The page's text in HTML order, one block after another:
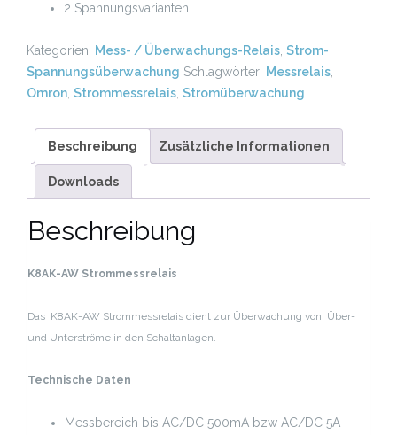
2 Spannungsvarianten
Kategorien: Mess- / Überwachungs-Relais Strom-
Spannungsüberwachung Schlagwörter: Messrelais
Omron Strommessrelais Stromüberwachung
Beschreibung Zusätzliche Informationen
Downloads
Beschreibung
K8AK-AW Strommessrelais
Das K8AK-AW Strommessrelais dient zur Überwachung von Über-
und Unterströme in den Schaltanlagen.
Technische Daten
Messbereich bis AC/DC 500mA bzw AC/DC 5A